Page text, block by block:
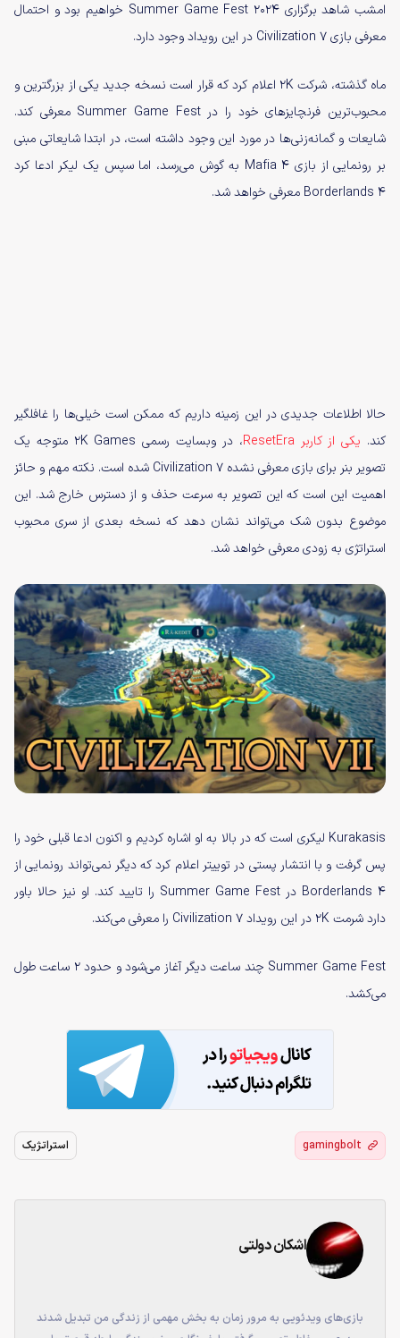
امشب شاهد برگزاری Summer Game Fest 2024 خواهیم بود و احتمال
معرفی بازی Civilization 7 در این رویداد وجود دارد.
ماه گذشته، شرکت 2K اعلام کرد که قرار است نسخه جدید یکی از بزرگترین و
محبوب‌ترین فرنچایزهای خود را در Summer Game Fest معرفی کند.
شایعات و گمانه‌زنی‌ها در مورد این وجود داشته است، در ابتدا شایعاتی مبنی
بر رونمایی از بازی Mafia 4 به گوش می‌رسد، اما سپس یک لیکر ادعا کرد
Borderlands 4 معرفی خواهد شد.
حالا اطلاعات جدیدی در این زمینه داریم که ممکن است خیلی‌ها را غافلگیر
کند. یکی از کاربر ResetEra
، در وبسایت رسمی 2K Games متوجه یک
تصویر بنر برای بازی معرفی نشده Civilization 7 شده است. نکته مهم و حائز
اهمیت این است که این تصویر به سرعت حذف و از دسترس خارج شد. این
موضوع بدون شک می‌تواند نشان دهد که نسخه بعدی از سری محبوب
استراتژی به زودی معرفی خواهد شد.
Kurakasis لیکری است که در بالا به او اشاره کردیم و اکنون ادعا قبلی خود را
پس گرفت و با انتشار پستی در توییتر اعلام کرد که دیگر نمی‌تواند رونمایی از
Borderlands 4 در Summer Game Fest را تایید کند. او نیز حالا باور
دارد شرمت 2K در این رویداد Civilization 7 را معرفی می‌کند.
Summer Game Fest چند ساعت دیگر آغاز می‌شود و حدود ۲ ساعت طول
می‌کشد.
gamingbolt استراتژیک
اشکان دولتی
بازی‌های ویدئویی به مرور زمان به بخش مهمی از زندگی من تبدیل شدند